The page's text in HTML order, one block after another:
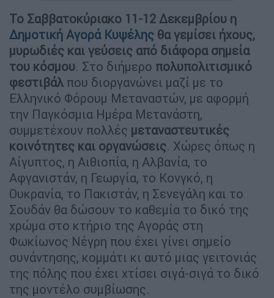
Το Σαββατοκύριακο 11-12 Δεκεμβρίου η
Δημοτική Αγορά Κυψέλης θα γεμίσει ήχους,
μυρωδιές και γεύσεις από διάφορα σημεία
του κόσμου. Στο διήμερο πολυπολιτισμικό
φεστιβάλ που διοργανώνει μαζί με το
Ελληνικό Φόρουμ Μεταναστών, με αφορμή
την Παγκόσμια Ημέρα Μετανάστη,
συμμετέχουν πολλές μεταναστευτικές
κοινότητες και οργανώσεις. Χώρες όπως η
Αίγυπτος, η Αιθιοπία, η Αλβανία, το
Αφγανιστάν, η Γεωργία, το Κονγκό, η
Ουκρανία, το Πακιστάν, η Σενεγάλη και το
Σουδάν θα δώσουν το καθεμία το δικό της
χρώμα στο κτήριο της Αγοράς στη
Φωκίωνος Νέγρη που έχει γίνει σημείο
συνάντησης, κομμάτι κι αυτό μιας γειτονιάς
της πόλης που έχει χτίσει σιγά-σιγά το δικό
της μοντέλο συμβίωσης.